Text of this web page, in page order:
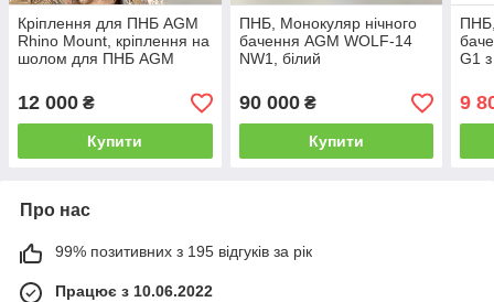
Кріплення для ПНБ AGM
Rhino Mount, кріплення на
шолом для ПНБ AGM
12 000 ₴
Купити
ПНБ, Монокуляр нічного
бачення AGM WOLF-14
NW1, білий
шолом, футляр
90 000₴
Купити
G1
9
Про нас
99% позитивних з 195 відгуків за рік
Працює з 10.06.2022